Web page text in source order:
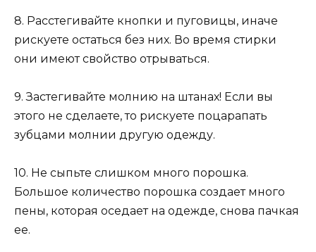
8. Расстегивайте кнопки и пуговицы, иначе
рискуете остаться без них. Во время стирки
они имеют свойство отрываться.
9. Застегивайте молнию на штанах! Если вы
этого не сделаете, то рискуете поцарапать
зубцами молнии другую одежду.
10. Не сыпьте слишком много порошка.
Большое количество порошка создает много
пены, которая оседает на одежде, снова пачкая
ее.